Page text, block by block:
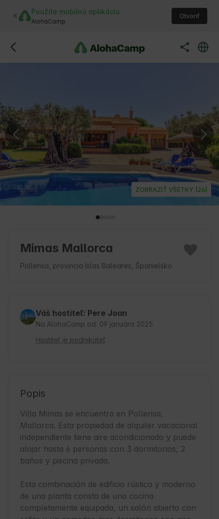
Použite mobilnú aplikáciu
AlohaCamp
Otvoriť
ZOBRAZIŤ VŠETKY (26)
Mimas Mallorca
Pollensa, provincia Islas Baleares, Španielsko
Váš hostiteľ: Pere Joan
Na AlohaCamp od: 09 januára 2025
Hostiteľ je podnikateľ
Popis
Villa Mimas se encuentra en Pollensa,
Mallorca. Esta propiedad de alquiler vacacional
independiente tiene aire acondicionado y puede
alojar hasta 6 personas con 3 dormitorios, 2
baños y piscina privada.
Esta combinación de edificio rústico y moderno
de una planta consta de una cocina
completamente equipada, un salón abierto con